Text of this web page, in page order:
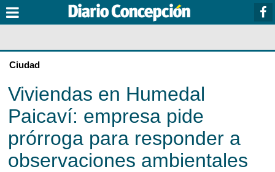
Ciudad
Viviendas en Humedal
Paicaví: empresa pide
prórroga para responder a
observaciones ambientales